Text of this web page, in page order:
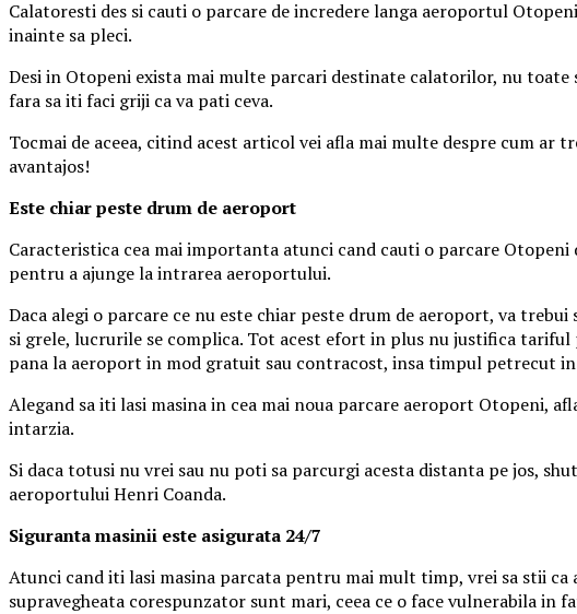
Calatoresti des si cauti o parcare de incredere langa aeroportul
inainte sa pleci.
Desi in Otopeni exista mai multe parcari destinate calatorilor, nu toate
fara sa iti faci griji ca va pati ceva.
Tocmai de aceea, citind acest articol vei afla mai multe despre cum ar
avantajos!
Este chiar peste drum de aeroport
Caracteristica cea mai importanta atunci cand cauti o parcare
pentru a ajunge la intrarea aeroportului.
Daca alegi o parcare ce nu este chiar peste drum de aeroport, va
si grele, lucrurile se complica. Tot acest efort in plus nu justifica
pana la aeroport in mod gratuit sau contracost, insa timpul petrecut
Alegand sa iti lasi masina in cea mai noua parcare aeroport Otopeni,
intarzia.
Si daca totusi nu vrei sau nu poti sa parcurgi acesta distanta pe jos,
aeroportului Henri Coanda.
Siguranta masinii este asigurata 24/7
Atunci cand iti lasi masina parcata pentru mai mult timp, vrei sa stii ca
supravegheata corespunzator sunt mari, ceea ce o face vulnerabila in